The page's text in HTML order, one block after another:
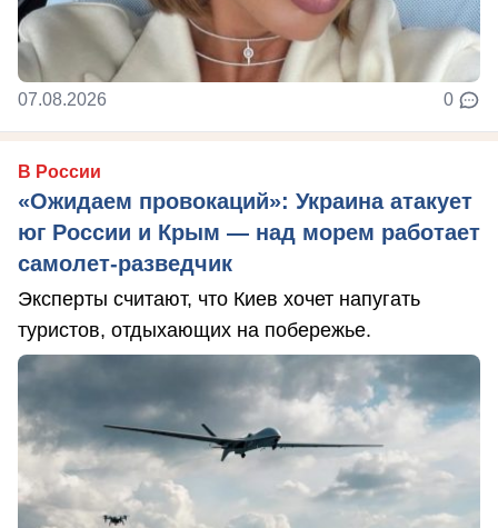
07.08.2026 0
В России
«Ожидаем провокаций»: Украина атакует
юг России и Крым — над морем работает
самолет-разведчик
Эксперты считают, что Киев хочет напугать
туристов, отдыхающих на побережье.